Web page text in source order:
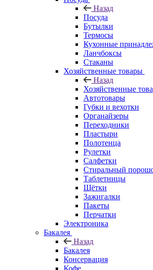
Назад
Посуда
Бутылки
Термосы
Кухонные
Ланчбоксы
Стаканы
Хозяйственные товары
Назад
Хозяйственные
Автотовары
Губки и вехотки
Органайзеры
Переходники
Пластыри
Полотенца
Рулетки
Салфетки
Стиральный
Таблетницы
Щётки
Зажигалки
Пакеты
Перчатки
Электроника
Бакалея
Назад
Бакалея
Консервация
Кофе